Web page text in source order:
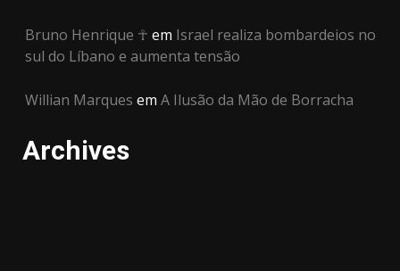
Bruno Henrique ☥ em Israel realiza bombardeios no
sul do Líbano e aumenta tensão
Willian Marques em A Ilusão da Mão de Borracha
Archives